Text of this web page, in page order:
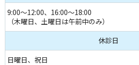
9:00～12:00、16:00～18:00
（木曜日、土曜日は午前中のみ）
休診日
日曜日、祝日